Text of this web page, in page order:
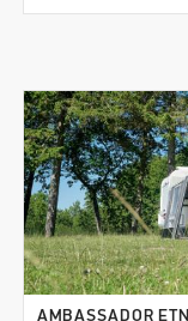
AMBASSADOR